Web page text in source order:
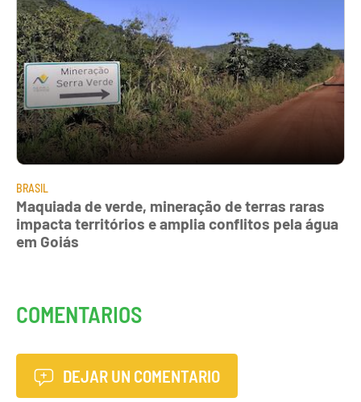
BRASIL
Maquiada de verde, mineração de terras raras
impacta territórios e amplia conflitos pela água
em Goiás
COMENTARIOS
DEJAR UN COMENTARIO